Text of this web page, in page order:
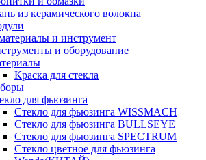
из керамического волокна
и инструмент
и оборудование
Краска для стекла
для фьюзинга
Стекло для фьюзинга WISSMACH
Стекло для фьюзинга BULLSEYE
Стекло для фьюзинга SPECTRUM
Стекло цветное для фьюзинга